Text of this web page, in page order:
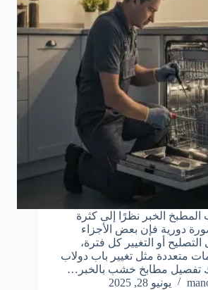
الخبر نظرًا إلى كثرة
دورية فإن بعض الأجزاء
التصليح أو التغيير كل فترة،
متعددة مثل تغيير باب دولاب
تفصيل مطابخ خشب بالخبر…
يونيو 28, 2025